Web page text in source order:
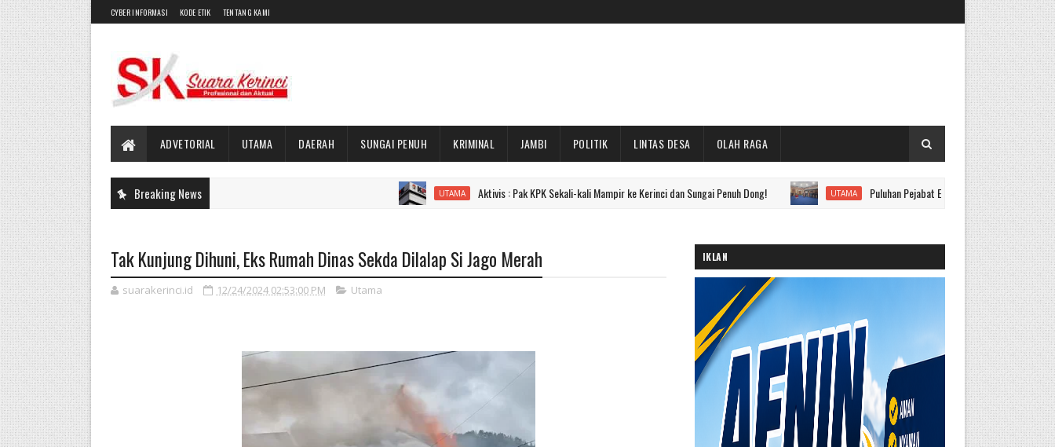
CYBER INFORMASI KODE ETIK TENTANG KAMI
ADVETORIAL UTAMA DAERAH SUNGAI PENUH KRIMINAL JAMBI POLITIK LINTAS DESA OLAH RAGA
Breaking News UTAMA Aktivis : Pak KPK Sekali-kali Mampir ke Kerinci dan Sungai Penuh Dong! UTAMA Puluhan Pejabat Eselon II hingga IV Pemkot Sungai Penuh
Tak Kunjung Dihuni, Eks Rumah Dinas Sekda Dilalap Si Jago Merah
suarakerinci.id 12/24/2024 02:53:00 PM Utama
IKLAN